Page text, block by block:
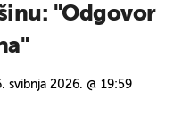
"Odgovor
svibnja 2026. @ 19:59